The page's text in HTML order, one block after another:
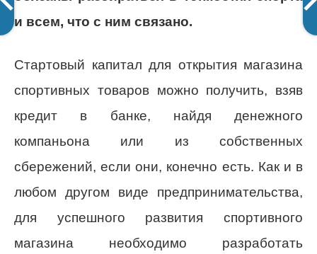
и всем, что с ним связано.
Стартовый капитал для открытия магазина
спортивных товаров можно получить, взяв
кредит в банке, найдя денежного
компаньона или из собственных
сбережений, если они, конечно есть. Как и в
любом другом виде предпринимательства,
для успешного развития спортивного
магазина необходимо разработать